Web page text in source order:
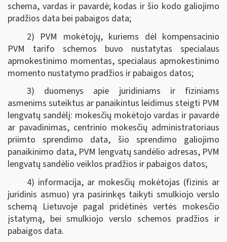
schema, vardas ir pavardė; kodas ir šio kodo galiojimo
pradžios data bei pabaigos data;
2) PVM mokėtojų, kuriems dėl kompensacinio
PVM tarifo schemos buvo nustatytas specialaus
apmokestinimo momentas, specialaus apmokestinimo
momento nustatymo pradžios ir pabaigos datos;
3) duomenys apie juridiniams ir fiziniams
asmenims suteiktus ar panaikintus leidimus steigti PVM
lengvatų sandėlį: mokesčių mokėtojo vardas ir pavardė
ar pavadinimas, centrinio mokesčių administratoriaus
priimto sprendimo data, šio sprendimo galiojimo
panaikinimo data, PVM lengvatų sandėlio adresas, PVM
lengvatų sandėlio veiklos pradžios ir pabaigos datos;
4) informacija, ar mokesčių mokėtojas (fizinis ar
juridinis asmuo) yra pasirinkęs taikyti smulkiojo verslo
schemą Lietuvoje pagal pridėtinės vertės mokesčio
įstatymą, bei smulkiojo verslo schemos pradžios ir
pabaigos data.